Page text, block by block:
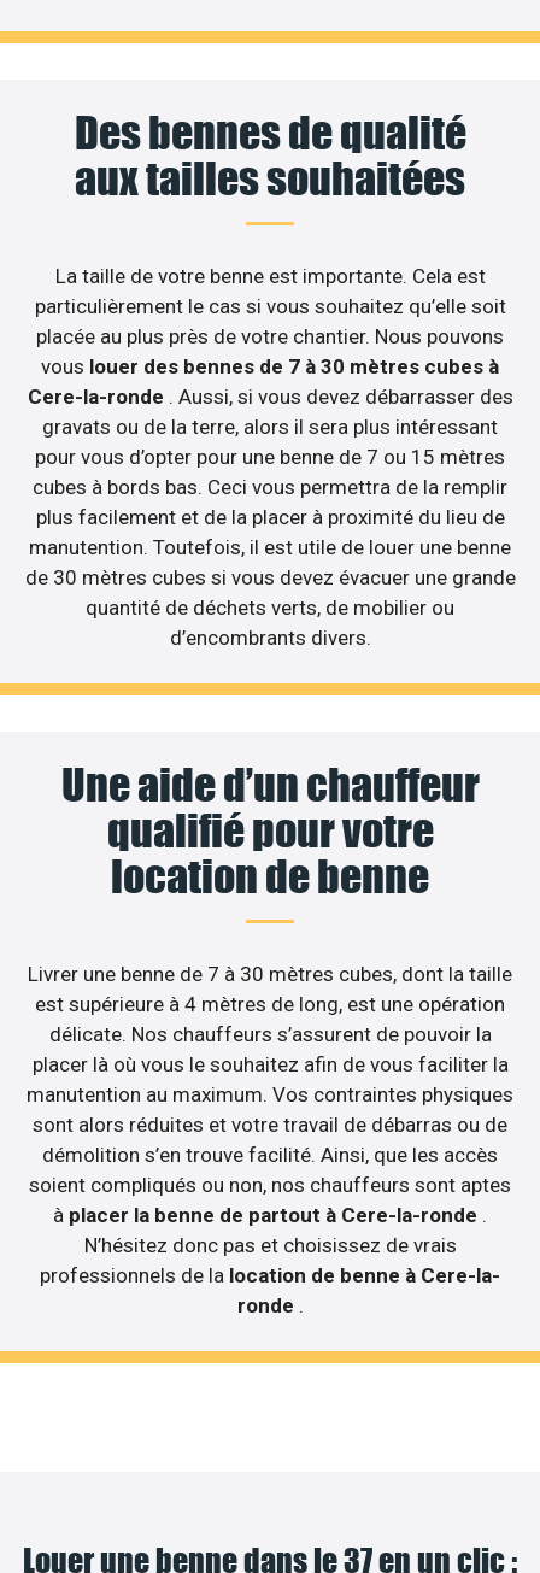
Des bennes de qualité
aux tailles souhaitées
La taille de votre benne est importante. Cela est
particulièrement le cas si vous souhaitez qu’elle soit
placée au plus près de votre chantier. Nous pouvons
vous louer des bennes de 7 à 30 mètres cubes à
Cere-la-ronde . Aussi, si vous devez débarrasser des
gravats ou de la terre, alors il sera plus intéressant
pour vous d’opter pour une benne de 7 ou 15 mètres
cubes à bords bas. Ceci vous permettra de la remplir
plus facilement et de la placer à proximité du lieu de
manutention. Toutefois, il est utile de louer une benne
de 30 mètres cubes si vous devez évacuer une grande
quantité de déchets verts, de mobilier ou
d’encombrants divers.
Une aide d’un chauffeur
qualifié pour votre
location de benne
Livrer une benne de 7 à 30 mètres cubes, dont la taille
est supérieure à 4 mètres de long, est une opération
délicate. Nos chauffeurs s’assurent de pouvoir la
placer là où vous le souhaitez afin de vous faciliter la
manutention au maximum. Vos contraintes physiques
sont alors réduites et votre travail de débarras ou de
démolition s’en trouve facilité. Ainsi, que les accès
soient compliqués ou non, nos chauffeurs sont aptes
à placer la benne de partout à Cere-la-ronde .
N’hésitez donc pas et choisissez de vrais
professionnels de la location de benne à Cere-la-
ronde .
Louer une benne dans le 37 en un clic :